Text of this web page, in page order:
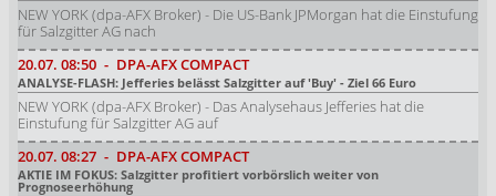
NEW YORK (dpa-AFX Broker) - Die US-Bank JPMorgan hat die Einstufung
für Salzgitter AG nach
20.07. 08:50 - DPA-AFX COMPACT
ANALYSE-FLASH: Jefferies belässt Salzgitter auf 'Buy' - Ziel 66 Euro
NEW YORK (dpa-AFX Broker) - Das Analysehaus Jefferies hat die
Einstufung für Salzgitter AG auf
20.07. 08:27 - DPA-AFX COMPACT
AKTIE IM FOKUS: Salzgitter profitiert vorbörslich weiter von
Prognoseerhöhung